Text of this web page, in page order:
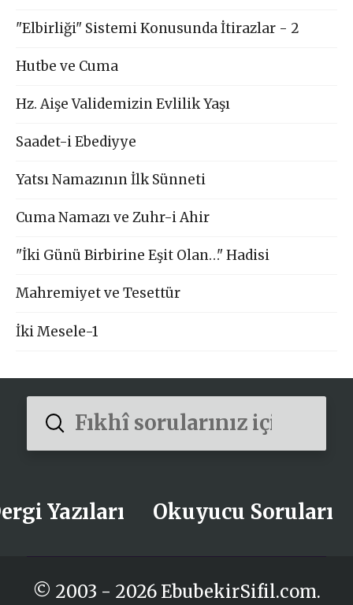
"Elbirliği" Sistemi Konusunda İtirazlar - 2
Hutbe ve Cuma
Hz. Aişe Validemizin Evlilik Yaşı
Saadet-i Ebediyye
Yatsı Namazının İlk Sünneti
Cuma Namazı ve Zuhr-i Ahir
"İki Günü Birbirine Eşit Olan…" Hadisi
Mahremiyet ve Tesettür
İki Mesele-1
Search
Submit
Yazıları Okuyucu Soruları
© 2003 - 2026 EbubekirSifil.com.